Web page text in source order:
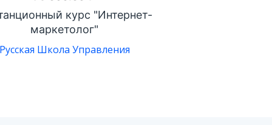
курс "Интернет-
маркетолог"
Школа Управления